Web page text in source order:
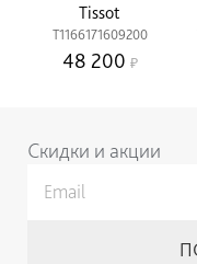
Tissot
T1166171609200
48 200
Скидки и акции